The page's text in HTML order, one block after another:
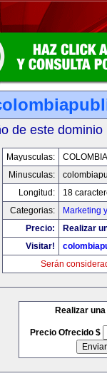
de este
Mayusculas:
Minusculas:
Longitud:
18
Categorias:
Marketing
Precio:
Realizar
Visitar!
Serán
Realizar
Precio Ofrecido $